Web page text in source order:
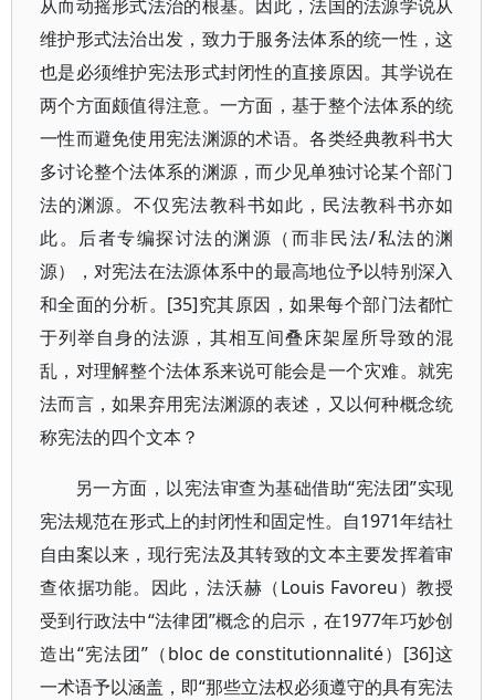
从而动摇形式法治的根基。因此，法国的法源学说从
维护形式法治出发，致力于服务法体系的统一性，这
也是必须维护宪法形式封闭性的直接原因。其学说在
两个方面颇值得注意。一方面，基于整个法体系的统
一性而避免使用宪法渊源的术语。各类经典教科书大
多讨论整个法体系的渊源，而少见单独讨论某个部门
法的渊源。不仅宪法教科书如此，民法教科书亦如
此。后者专编探讨法的渊源（而非民法/私法的渊
源），对宪法在法源体系中的最高地位予以特别深入
和全面的分析。[35]究其原因，如果每个部门法都忙
于列举自身的法源，其相互间叠床架屋所导致的混
乱，对理解整个法体系来说可能会是一个灾难。就宪
法而言，如果弃用宪法渊源的表述，又以何种概念统
称宪法的四个文本？
另一方面，以宪法审查为基础借助“宪法团”实现
宪法规范在形式上的封闭性和固定性。自1971年结社
自由案以来，现行宪法及其转致的文本主要发挥着审
查依据功能。因此，法沃赫（Louis Favoreu）教授
受到行政法中“法律团”概念的启示，在1977年巧妙创
造出“宪法团”（bloc de constitutionnalité）[36]这
一术语予以涵盖，即“那些立法权必须遵守的具有宪法